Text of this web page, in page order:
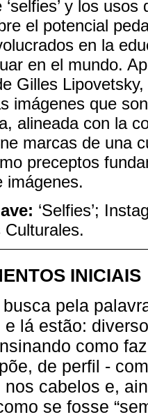
y los
el potencial
en la
en el mundo.
Gilles
imágenes que
alineada con la
marcas de una
preceptos
imágenes.
‘Selfies’;
INICIAIS
pela
e lá estão:
como
de perfil -
nos cabelos e,
se fosse